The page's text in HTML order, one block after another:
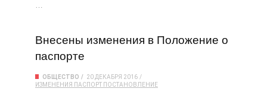
…
Внесены изменения в Положение о
паспорте
ОБЩЕСТВО
20 ДЕКАБРЯ 2016
ИЗМЕНЕНИЯ ПАСПОРТ ПОСТАНОВЛЕНИЕ